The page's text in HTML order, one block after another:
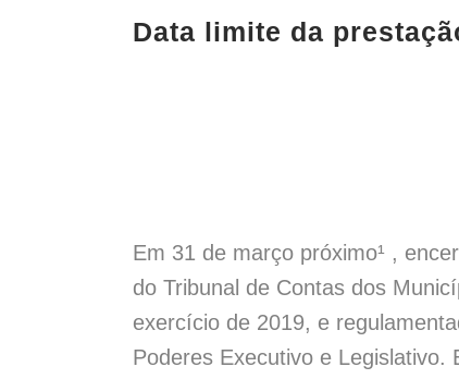
Larger
Data limite da
Em 31 de março próximo¹ ,
do Tribunal de Contas dos
exercício de 2019, e
Poderes Executivo e Legislativo.